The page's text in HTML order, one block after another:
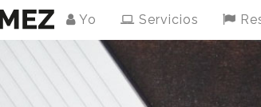
Yo Servicios